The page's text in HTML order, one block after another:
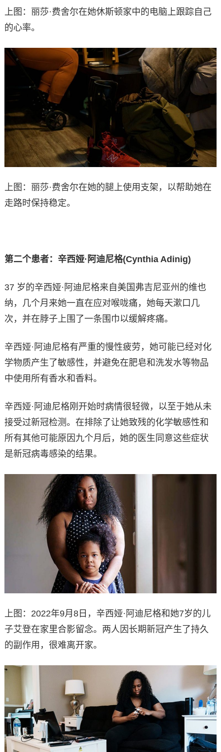
上图：丽莎·费舍尔在她休斯顿家中的电脑上跟踪自己
的心率。
上图：丽莎·费舍尔在她的腿上使用支架，以帮助她在
走路时保持稳定。
第二个患者：辛西娅·阿迪尼格(Cynthia Adinig)
37 岁的辛西娅·阿迪尼格来自美国弗吉尼亚州的维也
纳，几个月来她一直在应对喉咙痛，她每天漱口几
次，并在脖子上围了一条围巾以缓解疼痛。
辛西娅·阿迪尼格有严重的慢性疲劳，她可能已经对化
学物质产生了敏感性，并避免在肥皂和洗发水等物品
中使用所有香水和香料。
辛西娅·阿迪尼格刚开始时病情很轻微，以至于她从未
接受过新冠检测。在排除了让她致残的化学敏感性和
所有其他可能原因九个月后，她的医生同意这些症状
是新冠病毒感染的结果。
上图：2022年9月8日，辛西娅·阿迪尼格和她7岁的儿
子艾登在家里合影留念。两人因长期新冠产生了持久
的副作用，很难离开家。